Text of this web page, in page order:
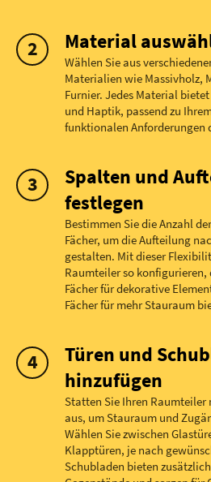
Material
Wählen Sie aus
Materialien wie Massivholz,
Furnier. Jedes Material
und Haptik, passend zu
funktionalen Anforderungen
Spalten und
festlegen
Bestimmen Sie die Anzahl
Fächer, um die Aufteilung
gestalten. Mit dieser
Raumteiler so konfigurieren,
Fächer für dekorative
Fächer für mehr Stauraum
Türen und
hinzufügen
Statten Sie Ihren Raumteiler
aus, um Stauraum und
Wählen Sie zwischen
Klapptüren, je nach
Schubladen bieten